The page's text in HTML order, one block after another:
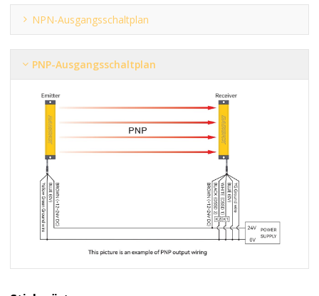
NPN-Ausgangsschaltplan
PNP-Ausgangsschaltplan